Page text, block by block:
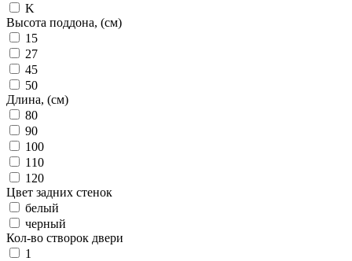
K
Высота поддона, (см)
15
27
45
50
Длина, (см)
80
90
100
110
120
Цвет задних стенок
белый
черный
Кол-во створок двери
1